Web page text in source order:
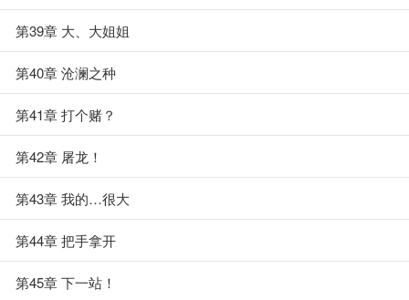
第39章 大、大姐姐
第40章 沧澜之种
第41章 打个赌？
第42章 屠龙！
第43章 我的…很大
第44章 把手拿开
第45章 下一站！